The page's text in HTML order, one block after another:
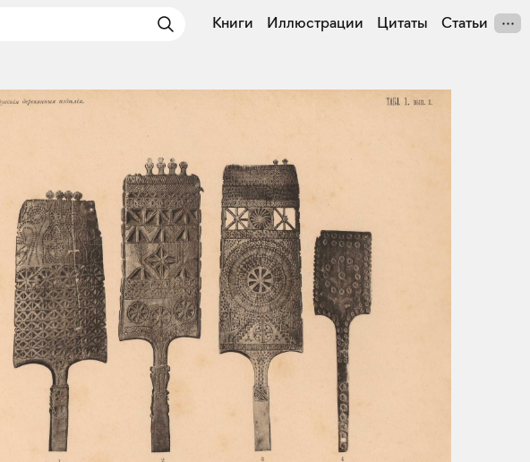
Книги Иллюстрации Цитаты Статьи